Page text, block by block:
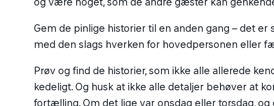
Gem de pinlige historier til en anden gang – det
med den slags hverken for hovedpersonen eller
Prøv og find de historier, som ikke alle allerede
kedeligt. Og husk at ikke alle detaljer behøver at
fortælling. Om det lige var onsdag eller torsdag, og